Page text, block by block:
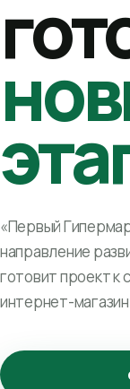
«Первый
направление
готовит проект
интернет-